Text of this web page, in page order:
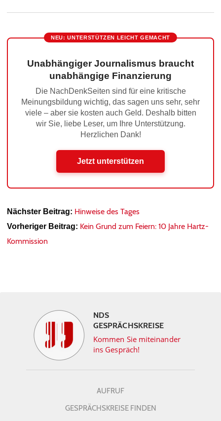
NEU: UNTERSTÜTZEN LEICHT GEMACHT
Unabhängiger Journalismus braucht
unabhängige Finanzierung
Die NachDenkSeiten sind für eine kritische
Meinungsbildung wichtig, das sagen uns sehr, sehr
viele – aber sie kosten auch Geld. Deshalb bitten
wir Sie, liebe Leser, um Ihre Unterstützung.
Herzlichen Dank!
Jetzt unterstützen
Nächster Beitrag: Hinweise des Tages
Vorheriger Beitrag: Kein Grund zum Feiern: 10 Jahre Hartz-
Kommission
NDS
GESPRÄCHSKREISE
Kommen Sie miteinander
ins Gespräch!
AUFRUF
GESPRÄCHSKREISE FINDEN